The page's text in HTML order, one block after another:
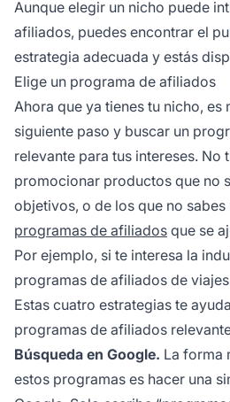
Aunque elegir un nicho puede
afiliados, puedes encontrar el
estrategia adecuada y estás
Elige un programa de afiliados
Ahora que ya tienes tu nicho, es
siguiente paso y buscar un
relevante para tus intereses. No
promocionar productos que no
objetivos, o de los que no sabes
programas de afiliados que se
Por ejemplo, si te interesa la
programas de afiliados de
Estas cuatro estrategias te
programas de afiliados
Búsqueda en Google. La forma
estos programas es hacer una